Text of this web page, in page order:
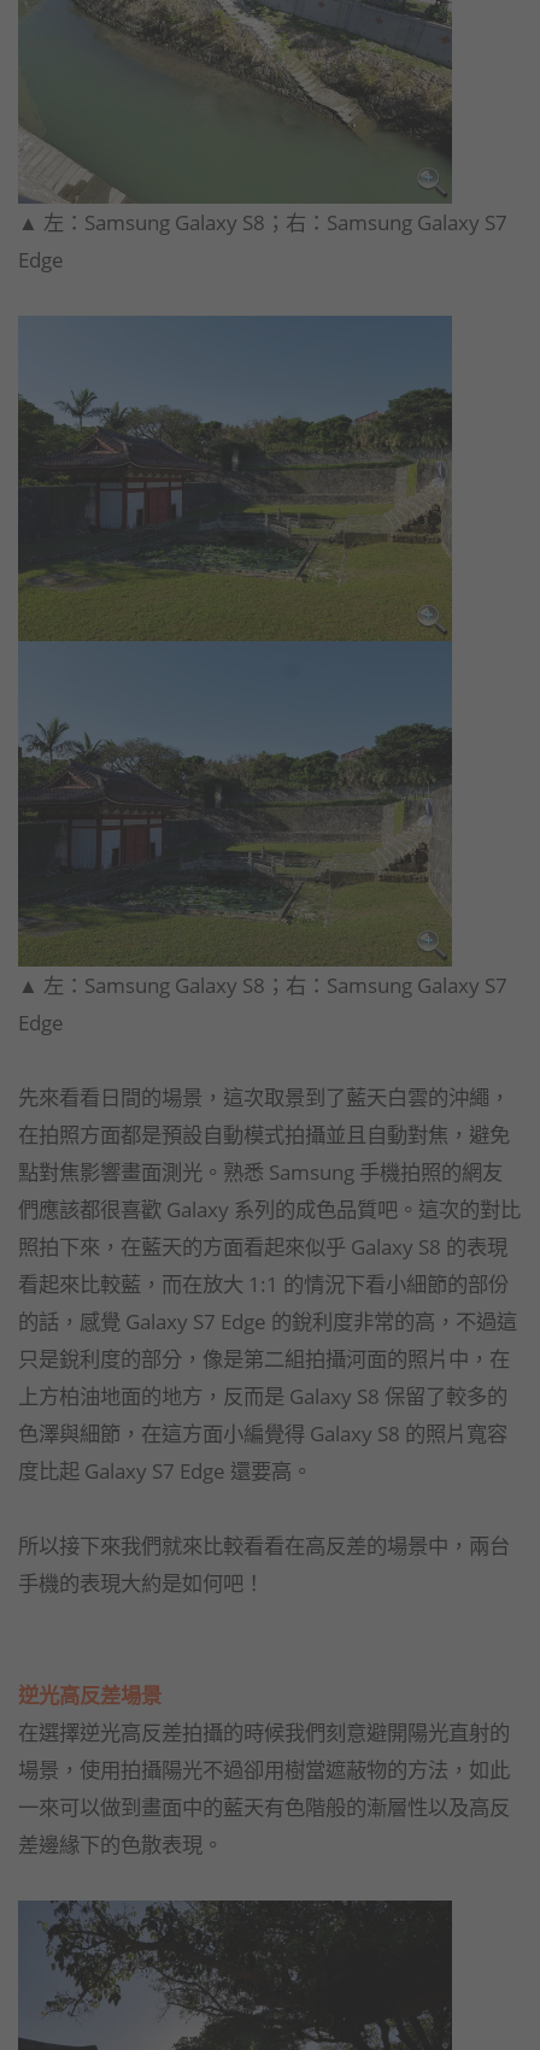
​▲ 左：Samsung Galaxy S8；右：Samsung Galaxy S7
Edge
​▲ 左：Samsung Galaxy S8；右：Samsung Galaxy S7
Edge
先來看看日間的場景，這次取景到了藍天白雲的沖繩，
在拍照方面都是預設自動模式拍攝並且自動對焦，避免
點對焦影響畫面測光。熟悉 Samsung 手機拍照的網友
們應該都很喜歡 Galaxy 系列的成色品質吧。這次的對比
照拍下來，在藍天的方面看起來似乎 Galaxy S8 的表現
看起來比較藍，而在放大 1:1 的情況下看小細節的部份
的話，感覺 Galaxy S7 Edge 的銳利度非常的高，不過這
只是銳利度的部分，像是第二組拍攝河面的照片中，在
上方柏油地面的地方，反而是 Galaxy S8 保留了較多的
色澤與細節，在這方面小編覺得 Galaxy S8 的照片寬容
度比起 Galaxy S7 Edge 還要高。
所以接下來我們就來比較看看在高反差的場景中，兩台
手機的表現大約是如何吧！
逆光高反差場景
在選擇逆光高反差拍攝的時候我們刻意避開陽光直射的
場景，使用拍攝陽光不過卻用樹當遮蔽物的方法，如此
一來可以做到畫面中的藍天有色階般的漸層性以及高反
差邊緣下的色散表現。